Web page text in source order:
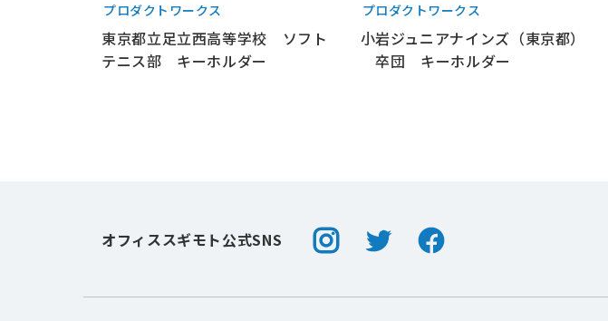
プロダクトワークス
東京都立足立西高等学校 ソフト
テニス部 キーホルダー
プロダクトワークス
小岩ジュニアナインズ（東京都）
卒団 キーホルダー
オフィススギモト公式SNS InstagramTwitterFacebook